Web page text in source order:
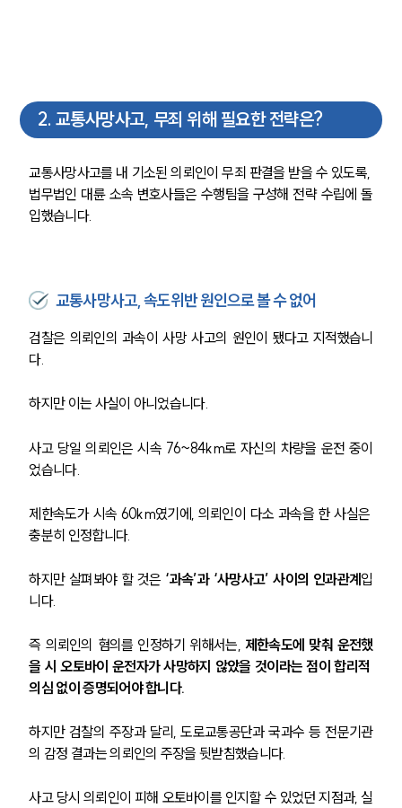
2. 교통사망사고, 무죄 위해 필요한 전략은?
교통사망사고를 내 기소된 의뢰인이 무죄 판결을 받을 수 있도록,
법무법인 대륜 소속 변호사들은 수행팀을 구성해 전략 수립에 돌
입했습니다.
교통사망사고, 속도위반 원인으로 볼 수 없어
검찰은 의뢰인의 과속이 사망 사고의 원인이 됐다고 지적했습니
다.
하지만 이는 사실이 아니었습니다.
사고 당일 의뢰인은 시속 76~84km로 자신의 차량을 운전 중이
었습니다.
제한속도가 시속 60km였기에, 의뢰인이 다소 과속을 한 사실은
충분히 인정합니다.
하지만 살펴봐야 할 것은 ‘과속’과 ‘사망사고’ 사이의 인과관계 입
니다.
즉 의뢰인의 혐의를 인정하기 위해서는, 제한속도에 맞춰 운전했
을 시 오토바이 운전자가 사망하지 않았을 것이라는 점이 합리적
의심 없이 증명되어야 합니다.
하지만 검찰의 주장과 달리, 도로교통공단과 국과수 등 전문기관
의 감정 결과는 의뢰인의 주장을 뒷받침했습니다.
사고 당시 의뢰인이 피해 오토바이를 인지할 수 있었던 지점과, 실